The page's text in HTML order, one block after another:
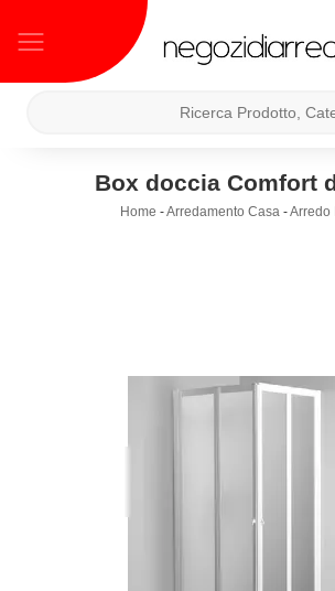
Box doccia Comfort
Home -Arredamento Casa -Arredo